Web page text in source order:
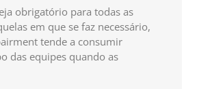
obrigatório para todas as
em que se faz necessário,
tende a consumir
das equipes quando as